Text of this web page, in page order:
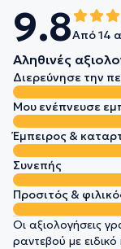
9.8Από 14
Αληθινές
Διερεύνησε την
Μου ενέπνευσε
Έμπειρος &
Συνεπής
Προσιτός &
Οι αξιολογήσεις
ραντεβού με